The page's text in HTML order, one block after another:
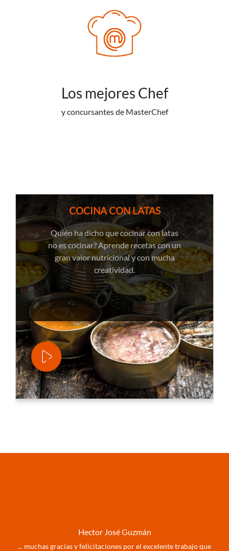
Los mejores Chef
y concursantes de MasterChef
COCINA CON LATAS
Quién ha dicho que cocinar con latas
no es cocinar? Aprende recetas con un
gran valor nutricional y con mucha
creatividad.
Hector José Guzmán
... muchas gracias y felicitaciones por el excelente trabajo que